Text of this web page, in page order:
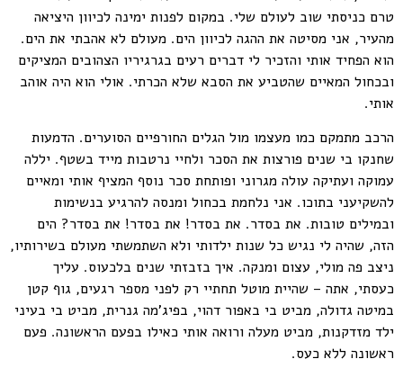
טרם כניסתי שוב לעולם שלי. במקום לפנות ימינה לכיוון היציאה
מהעיר, אני מסיטה את ההגה לכיוון הים. מעולם לא אהבתי את הים.
הוא הפחיד אותי והזכיר לי דברים רעים בגרגיריו הצהובים המציקים
ובכחול המאיים שהטביע את הסבא שלא הכרתי. אולי הוא היה אוהב
אותי.
הרכב מתמקם כמו מעצמו מול הגלים החורפיים הסוערים. הדמעות
שחנקו בי שנים פורצות את הסכר ולחיי נרטבות מייד בשטף. יללה
עמוקה ועתיקה עולה מגרוני ופותחת סכר נוסף המציף אותי ומאיים
להשקיעני בתוכו. אני נלחמת בכחול ומנסה להרגיע בנשימות
ובמילים טובות. את בסדר. את בסדר! את בסדר! את בסדר? הים
הזה, שהיה לי נגיש כל שנות ילדותי ולא השתמשתי מעולם בשירותיו,
ניצב פה מולי, עצום ומנקה. איך בזבזתי שנים בלכעוס. עליך
כעסתי, אתה – שהיית מוטל תחתיי רק לפני מספר רגעים, גוף קטן
במיטה גדולה, מביט בי באפור דהוי, בפיג'מה גנרית, מביט בי בעיני
ילד מזדקנות, מביט מעלה ורואה אותי כאילו בפעם הראשונה. פעם
ראשונה ללא כעס.